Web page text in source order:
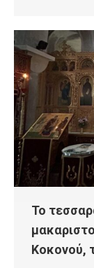
Το
Κοκονού,